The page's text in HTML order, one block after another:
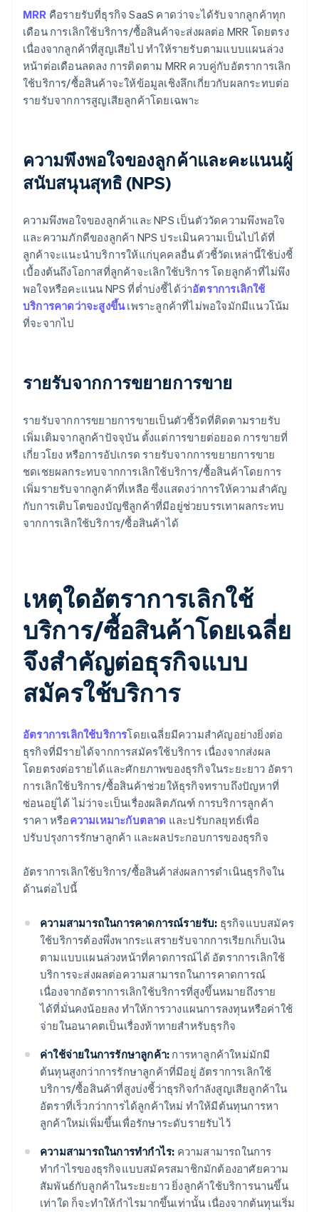
MRR คือรายรับที่ธุรกิจ SaaS คาดว่าจะได้รับจากลูกค้าทุก
เดือน การเลิกใช้บริการ/ซื้อสินค้าจะส่งผลต่อ MRR โดยตรง
เนื่องจากลูกค้าที่สูญเสียไป ทําให้รายรับตามแบบแผนล่วง
หน้าต่อเดือนลดลง การติดตาม MRR ควบคู่กับอัตราการเลิก
ใช้บริการ/ซื้อสินค้าจะให้ข้อมูลเชิงลึกเกี่ยวกับผลกระทบต่อ
รายรับจากการสูญเสียลูกค้าโดยเฉพาะ
ความพึงพอใจของลูกค้าและคะแนนผู้
สนับสนุนสุทธิ (NPS)
ความพึงพอใจของลูกค้าและ NPS เป็นตัววัดความพึงพอใจ
และความภักดีของลูกค้า NPS ประเมินความเป็นไปได้ที่
ลูกค้าจะแนะนําบริการให้แก่บุคคลอื่น ตัวชี้วัดเหล่านี้ใช้บ่งชี้
เบื้องต้นถึงโอกาสที่ลูกค้าจะเลิกใช้บริการ โดยลูกค้าที่ไม่พึง
พอใจหรือคะแนน NPS ที่ต่ำบ่งชี้ได้ว่าอัตราการเลิกใช้
บริการคาดว่าจะสูงขึ้นเพราะลูกค้าที่ไม่พอใจมักมีแนวโน้ม
ที่จะจากไป
รายรับจากการขยายการขาย
รายรับจากการขยายการขายเป็นตัวชี้วัดที่ติดตามรายรับ
เพิ่มเติมจากลูกค้าปัจจุบัน ตั้งแต่การขายต่อยอด การขายที่
เกี่ยวโยง หรือการอัปเกรด รายรับจากการขยายการขาย
ชดเชยผลกระทบจากการเลิกใช้บริการ/ซื้อสินค้าโดยการ
เพิ่มรายรับจากลูกค้าที่เหลือ ซึ่งแสดงว่าการให้ความสําคัญ
กับการเติบโตของบัญชีลูกค้าที่มีอยู่ช่วยบรรเทาผลกระทบ
จากการเลิกใช้บริการ/ซื้อสินค้าได้
เหตุใดอัตราการเลิกใช้
บริการ/ซื้อสินค้าโดยเฉลี่ย
จึงสําคัญต่อธุรกิจแบบ
สมัครใช้บริการ
อัตราการเลิกใช้บริการโดยเฉลี่ยมีความสําคัญอย่างยิ่งต่อ
ธุรกิจที่มีรายได้จากการสมัครใช้บริการ เนื่องจากส่งผล
โดยตรงต่อรายได้และศักยภาพของธุรกิจในระยะยาว อัตรา
การเลิกใช้บริการ/ซื้อสินค้าช่วยให้ธุรกิจทราบถึงปัญหาที่
ซ่อนอยู่ได้ ไม่ว่าจะเป็นเรื่องผลิตภัณฑ์ การบริการลูกค้า
ราคา หรือความเหมาะกับตลาด และปรับกลยุทธ์เพื่อ
ปรับปรุงการรักษาลูกค้า และผลประกอบการของธุรกิจ
อัตราการเลิกใช้บริการ/ซื้อสินค้าส่งผลการดําเนินธุรกิจใน
ด้านต่อไปนี้
ความสามารถในการคาดการณ์รายรับ: ธุรกิจแบบสมัคร
ใช้บริการต้องพึ่งพากระแสรายรับจากการเรียกเก็บเงิน
ตามแบบแผนล่วงหน้าที่คาดการณ์ได้ อัตราการเลิกใช้
บริการจะส่งผลต่อความสามารถในการคาดการณ์
เนื่องจากอัตราการเลิกใช้บริการที่สูงขึ้นหมายถึงราย
ได้ที่มั่นคงน้อยลง ทําให้การวางแผนการลงทุนหรือค่าใช้
จ่ายในอนาคตเป็นเรื่องท้าทายสำหรับธุรกิจ
ค่าใช้จ่ายในการรักษาลูกค้า: การหาลูกค้าใหม่มักมี
ต้นทุนสูงกว่าการรักษาลูกค้าที่มีอยู่ อัตราการเลิกใช้
บริการ/ซื้อสินค้าที่สูงบ่งชี้ว่าธุรกิจกำลังสูญเสียลูกค้าใน
อัตราที่เร็วกว่าการได้ลูกค้าใหม่ ทำให้มีต้นทุนการหา
ลูกค้าใหม่เพิ่มขึ้นเพื่อรักษาระดับรายรับไว้
ความสามารถในการทํากําไร: ความสามารถในการ
ทํากําไรของธุรกิจแบบสมัครสมาชิกมักต้องอาศัยความ
สัมพันธ์กับลูกค้าในระยะยาว ยิ่งลูกค้าใช้บริการนานขึ้น
เท่าใด ก็จะทําให้กําไรมากขึ้นเท่านั้น เนื่องจากต้นทุนเริ่ม